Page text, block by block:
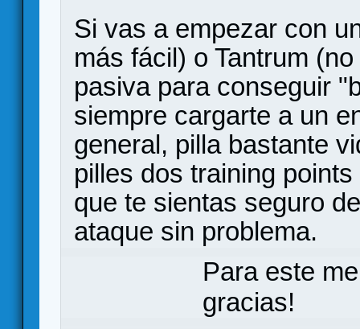
Si vas a empezar con
más fácil) o Tantrum
pasiva para conseguir
siempre cargarte a un
general, pilla bastante
pilles dos training
que te sientas seguro
ataque sin problema.
Para este
gracias!